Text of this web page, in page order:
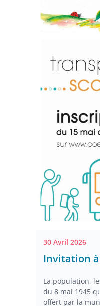
30 Avril 2026
Invitation
La population,
du 8 mai 1945
offert par la